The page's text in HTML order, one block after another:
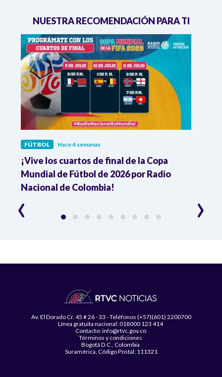
NUESTRA RECOMENDACIÓN PARA TI
FÚTBOL Hace 4 semanas
¡Vive los cuartos de final de la Copa
Mundial de Fútbol de 2026 por Radio
Nacional de Colombia!
‹ ›
Av. El Dorado Cr. 45 # 26 - 33 - Teléfonos (+57)(601) 2200700
Línea gratuita nacional: 018000 123 414
Contacto: info@rtvc.gov.co
Términos y condiciones
Bogotá D.C., Colombia
Suramérica, Código Postal: 111321